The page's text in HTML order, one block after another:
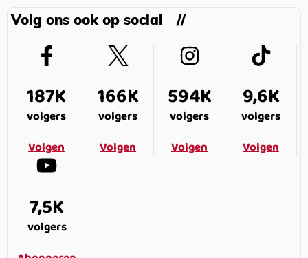
Volg ons ook op social
187K
volgers
Volgen
166K
volgers
Volgen
594K
volgers
Volgen
9,6K
volgers
Volgen
7,5K
volgers